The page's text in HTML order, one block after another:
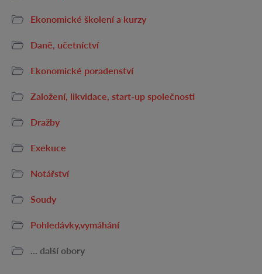
Ekonomické školení a kurzy
Daně, učetníctví
Ekonomické poradenství
Založení, likvidace, start-up společnosti
Dražby
Exekuce
Notářství
Soudy
Pohledávky,vymáhání
... další obory